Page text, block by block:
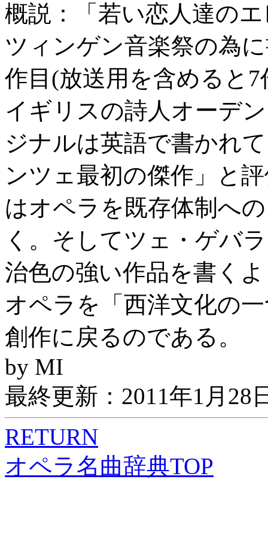
概説：「若い恋人達の
ツィンゲン音楽祭の為
作目(放送用を含めると
イギリスの詩人オーデ
ジナルは英語で書かれ
ンツェ最初の傑作」と
はオペラを既存体制へ
く。そしてツェ・ゲバ
治色の強い作品を書く
オペラを「西洋文化の
創作に戻るのである。
by MI
最終更新：2011年1月28
RETURN
オペラ名曲辞典TOP